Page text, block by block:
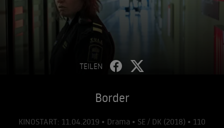
TEILEN
Border
KINOSTART: 11.04.2019 • Drama • SE / DK (2018) • 110